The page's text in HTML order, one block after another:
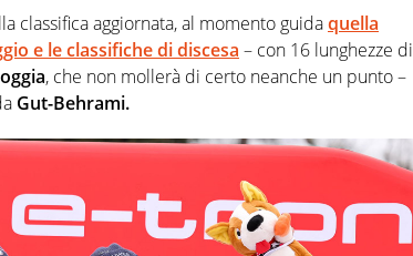
classifica aggiornata, al momento guidaquella
e le classifiche di discesa – con 16 lunghezze di
, che non mollerà di certo neanche un punto –
Gut-Behrami.